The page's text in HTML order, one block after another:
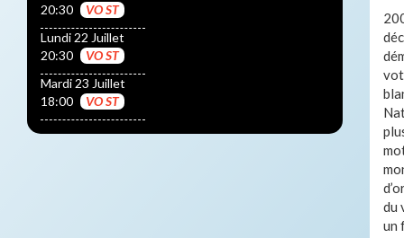
20:30
VO ST
Lundi 22 Juillet
20:30
VO ST
Mardi 23 Juillet
18:00
VO ST
du
un